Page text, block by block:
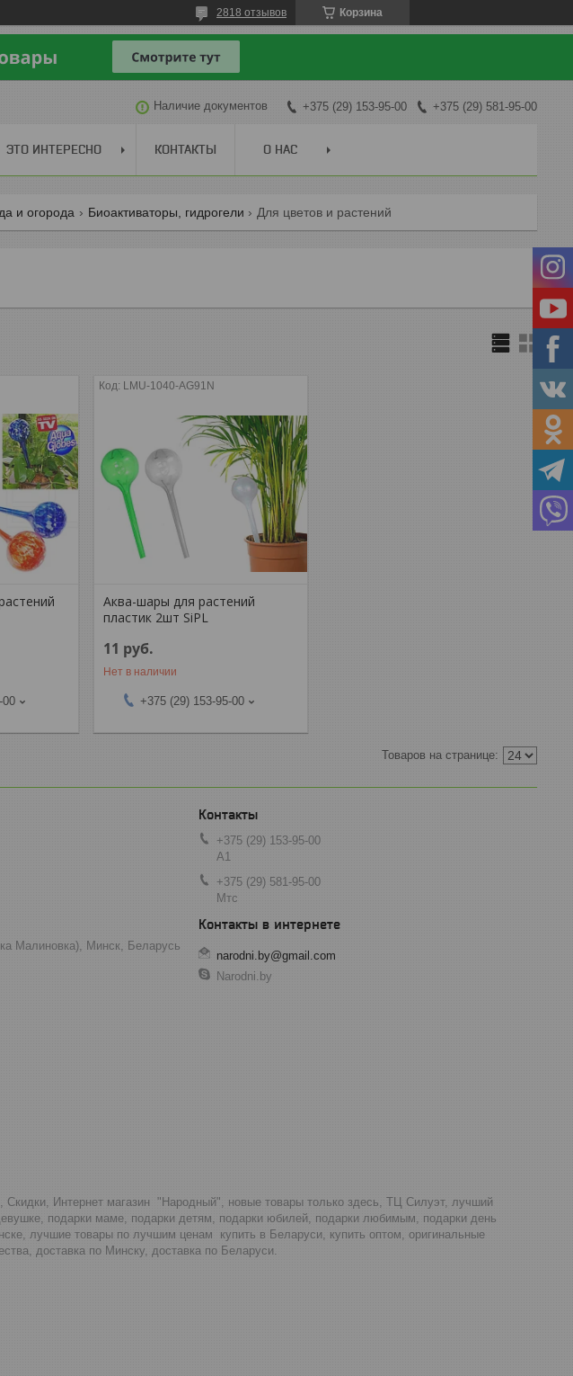
Корзина
2818 отзывов
Наличие документов +375 (29) 153-95-00 +375 (29) 581-95-00
ЭТО ИНТЕРЕСНО КОНТАКТЫ О НАС
и огорода Биоактиваторы, гидрогели Для цветов и растений
00
LMU-1040-AG91N
Аква-шары для растений
пластик 2шт SiPL
11 руб.
Нет в наличии
+375 (29) 153-95-00
Малиновка), Минск, Беларусь
+375 (29) 153-95-00
А1
+375 (29) 581-95-00
Мтс
narodni.by@gmail.com
Narodni.by
Скидки, Интернет магазин "Народный", новые товары только здесь, ТЦ Силуэт, лучший
подарки маме, подарки детям, подарки юбилей, подарки любимым, подарки день
лучшие товары по лучшим ценам купить в Беларуси, купить оптом, оригинальные
доставка по Минску, доставка по Беларуси.